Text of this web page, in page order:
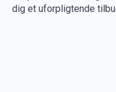
dig et uforpligtende